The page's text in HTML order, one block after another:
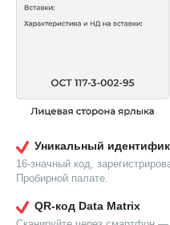
Уникальный
16-значный код,
Пробирной палате.
QR-код Data Matrix